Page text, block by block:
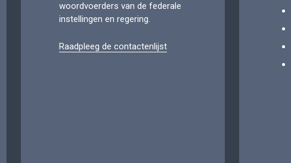
woordvoerders van de federale
instellingen en regering.
Raadpleeg de contactenlijst